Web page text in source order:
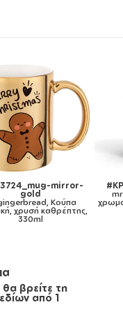
#KP_3724_metaldouble
mr gingerbread, Κούπα
Ανοξείδωτη διπλού
τοιχώματος 300ml
βρείτε τη
από 1